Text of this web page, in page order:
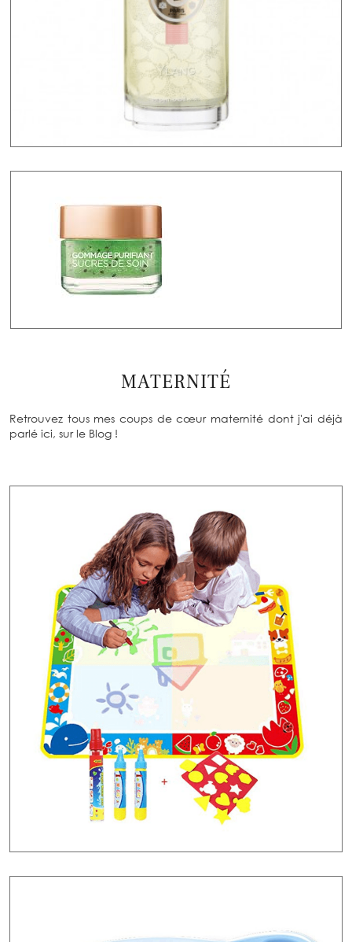
MATERNITÉ
Retrouvez tous mes coups de cœur maternité dont j'ai déjà
parlé ici, sur le Blog !